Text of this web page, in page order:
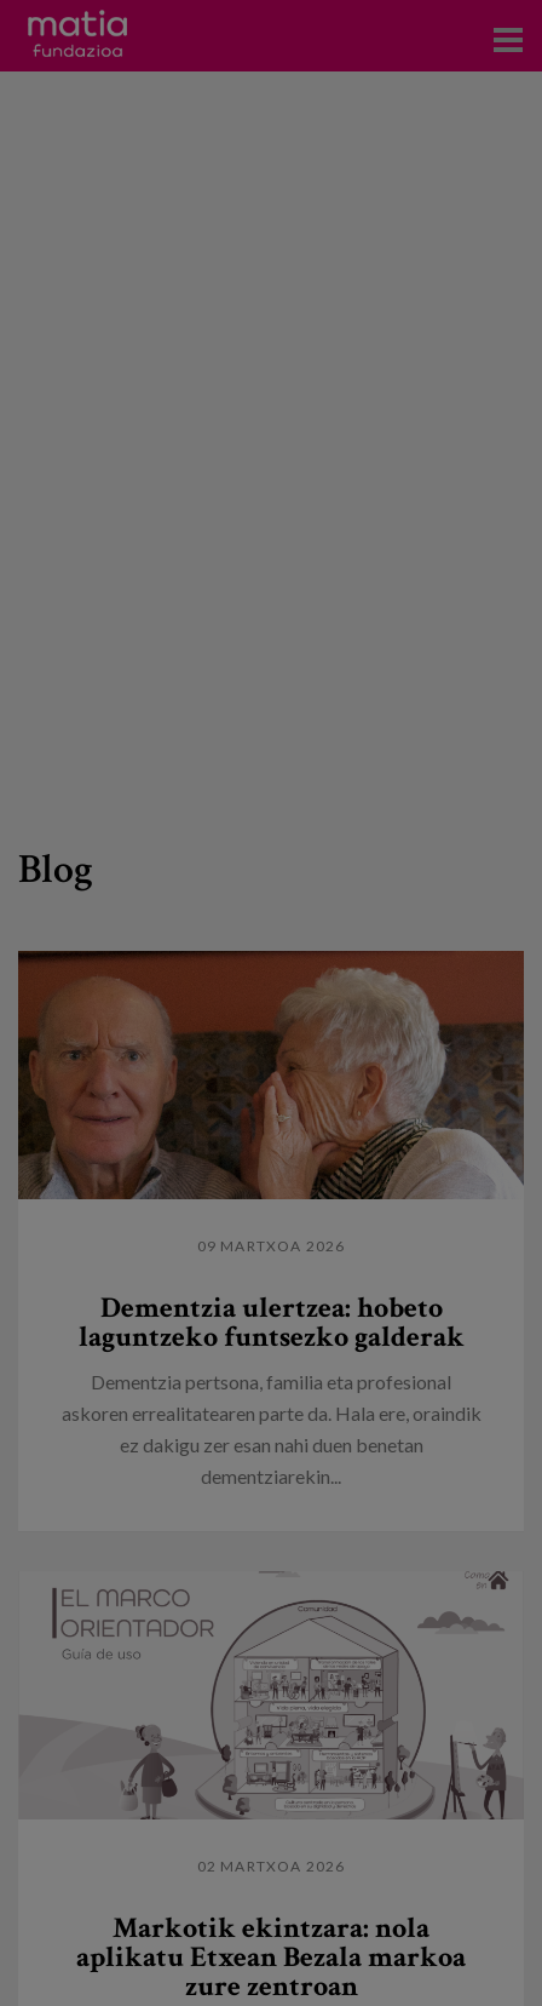
Blog
09 MARTXOA 2026
Dementzia ulertzea: hobeto
laguntzeko funtsezko galderak
Dementzia pertsona, familia eta profesional
askoren errealitatearen parte da. Hala ere, oraindik
ez dakigu zer esan nahi duen benetan
dementziarekin...
02 MARTXOA 2026
Markotik ekintzara: nola
aplikatu Etxean Bezala markoa
zure zentroan